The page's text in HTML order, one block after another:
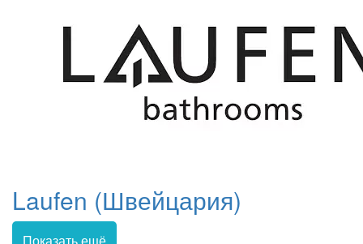
Laufen (Швейцария)